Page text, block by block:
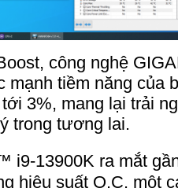
công nghệ
mạnh tiềm năng của
3%, mang lại trải
trong tương lai.
i9-13900K ra mắt
hiệu suất O.C. một